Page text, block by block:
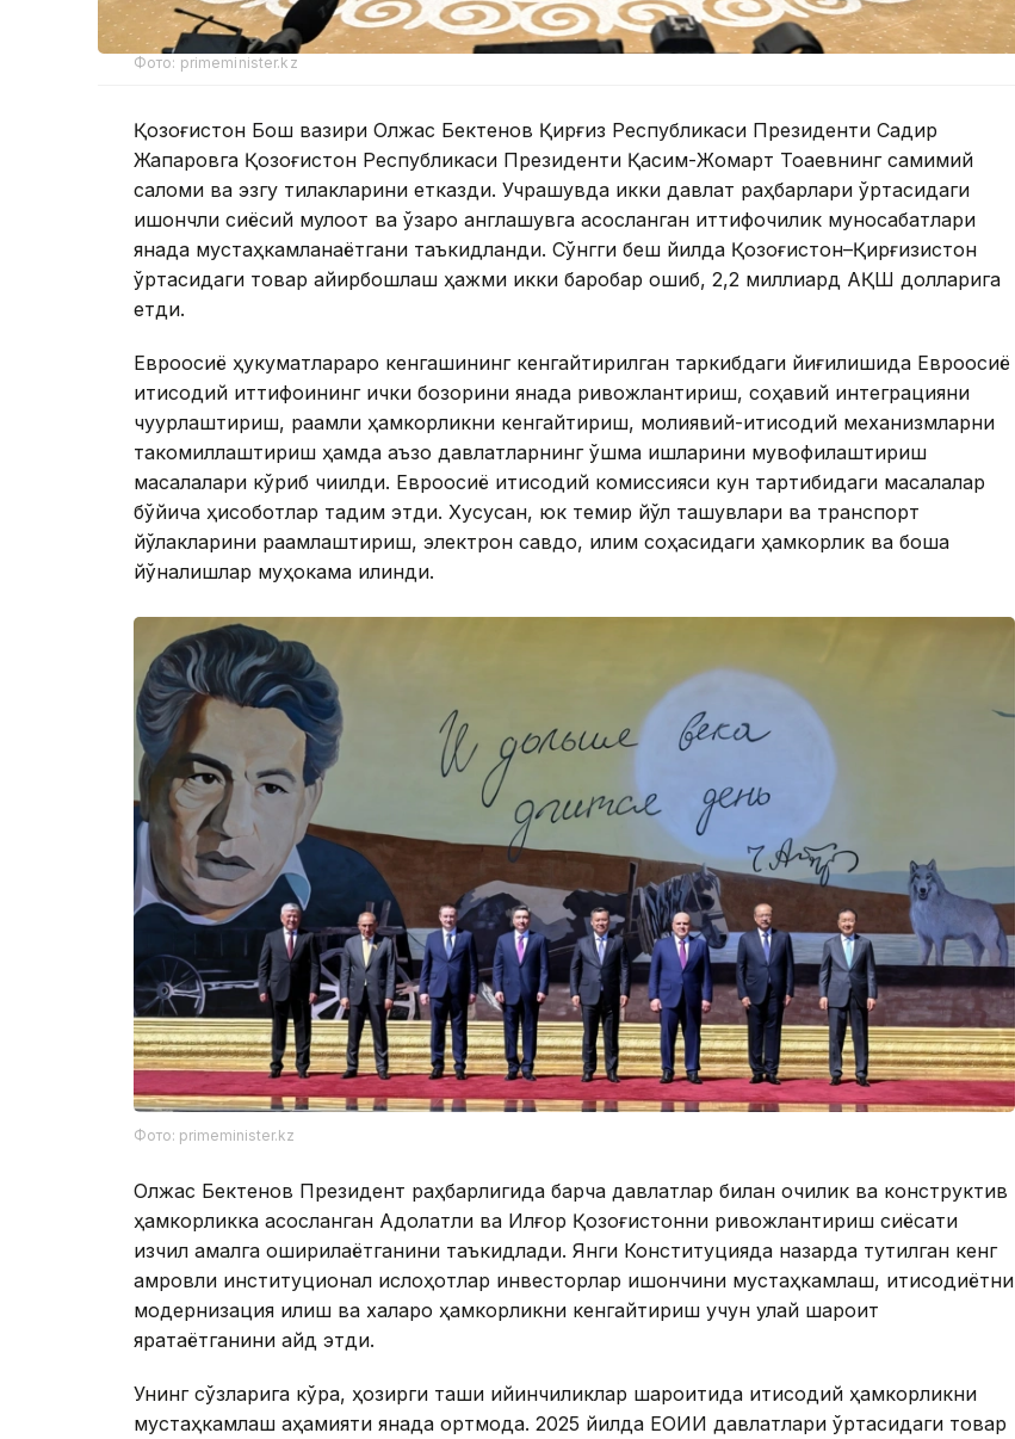
Фото: primeminister.kz
Қозоғистон Бош вазири Олжас Бектенов Қирғиз Республикаси Президенти Садир
Жапаровга Қозоғистон Республикаси Президенти Қасим-Жомарт Тоқаевнинг самимий
саломи ва эзгу тилакларини етказди. Учрашувда икки давлат раҳбарлари ўртасидаги
ишончли сиёсий мулоқот ва ўзаро англашувга асосланган иттифоқчилик муносабатлари
янада мустаҳкамланаётгани таъкидланди. Сўнгги беш йилда Қозоғистон–Қирғизистон
ўртасидаги товар айирбошлаш ҳажми икки баробар ошиб, 2,2 миллиард АҚШ долларига
етди.
Евроосиё ҳукуматлараро кенгашининг кенгайтирилган таркибдаги йиғилишида Евроосиё
иқтисодий иттифоқининг ички бозорини янада ривожлантириш, соҳавий интеграцияни
чуқурлаштириш, рақамли ҳамкорликни кенгайтириш, молиявий-иқтисодий механизмларни
такомиллаштириш ҳамда аъзо давлатларнинг қўшма ишларини мувофиқлаштириш
масалалари кўриб чиқилди. Евроосиё иқтисодий комиссияси кун тартибидаги масалалар
бўйича ҳисоботлар тақдим этди. Хусусан, юк темир йўл ташувлари ва транспорт
йўлакларини рақамлаштириш, электрон савдо, иқлим соҳасидаги ҳамкорлик ва бошқа
йўналишлар муҳокама қилинди.
Фото: primeminister.kz
Олжас Бектенов Президент раҳбарлигида барча давлатлар билан очиқлик ва конструктив
ҳамкорликка асосланган Адолатли ва Илғор Қозоғистонни ривожлантириш сиёсати
изчил амалга оширилаётганини таъкидлади. Янги Конституцияда назарда тутилган кенг
қамровли институционал ислоҳотлар инвесторлар ишончини мустаҳкамлаш, иқтисодиётни
модернизация қилиш ва халқаро ҳамкорликни кенгайтириш учун қулай шароит
яратаётганини қайд этди.
Унинг сўзларига кўра, ҳозирги ташқи қийинчиликлар шароитида иқтисодий ҳамкорликни
мустаҳкамлаш аҳамияти янада ортмоқда. 2025 йилда ЕОИИ давлатлари ўртасидаги товар